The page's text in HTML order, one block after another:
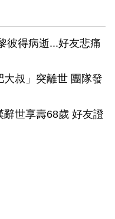
彼得病逝...好友悲痛
叔」突離世 團隊發
世享壽68歲 好友證